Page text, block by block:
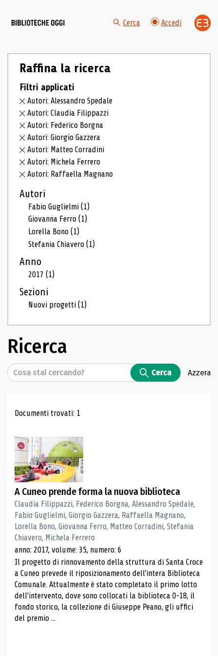
Cerca Accedi
Raffina la ricerca
Filtri applicati
Autori: Alessandro Spedale
Autori: Claudia Filippazzi
Autori: Federico Borgna
Autori: Giorgio Gazzera
Autori: Matteo Corradini
Autori: Michela Ferrero
Autori: Raffaella Magnano
Autori
Fabio Guglielmi(1)
Giovanna Ferro(1)
Lorella Bono(1)
Stefania Chiavero(1)
Anno
2017(1)
Sezioni
Nuovi progetti(1)
Ricerca
Cerca Cerca Azzera
Risultati di ricerca
Documenti trovati: 1
A Cuneo prende forma la nuova biblioteca
Claudia Filippazzi, Federico Borgna, Alessandro Spedale,
Fabio Guglielmi, Giorgio Gazzera, Raffaella Magnano,
Lorella Bono, Giovanna Ferro, Matteo Corradini, Stefania
Chiavero, Michela Ferrero
anno: 2017, volume: 35, numero: 6
Il progetto di rinnovamento della struttura di Santa Croce
a Cuneo prevede il riposizionamento dell'intera Biblioteca
Comunale. Attualmente è stato completato il primo lotto
dell'intervento, dove sono collocati la biblioteca 0-18, il
fondo storico, la collezione di Giuseppe Peano, gli uffici
del premio ...